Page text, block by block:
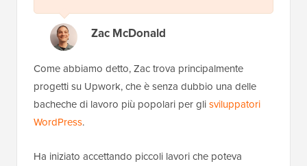
Zac McDonald
Come abbiamo detto, Zac trova principalmente
progetti su Upwork, che è senza dubbio una delle
bacheche di lavoro più popolari per glisviluppatori
WordPress.
Ha iniziato accettando piccoli lavori che poteva